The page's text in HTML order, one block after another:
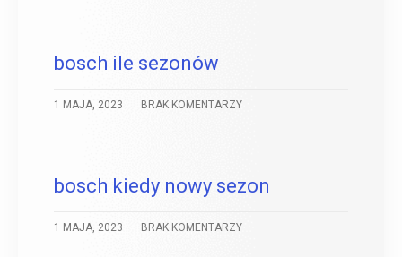
bosch ile sezonów
1 MAJA, 2023 BRAK KOMENTARZY
bosch kiedy nowy sezon
1 MAJA, 2023 BRAK KOMENTARZY